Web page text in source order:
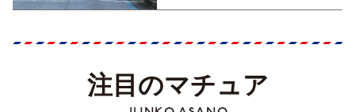
注目のマチュア